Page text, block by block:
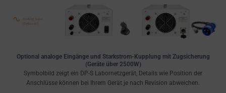
Optional analoge Eingänge und Starkstrom-Kupplung mit Zugsicherung
(Geräte über 2500W)
Symbolbild zeigt ein DP-S Labornetzgerät, Details wie Position der
Anschlüsse können bei Ihrem Gerät je nach Revision abweichen.